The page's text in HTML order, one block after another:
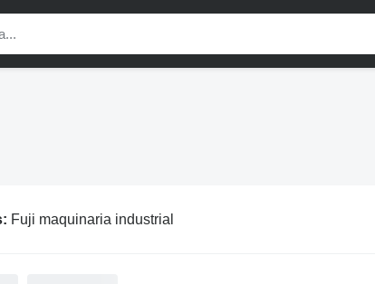
Fuji maquinaria industrial